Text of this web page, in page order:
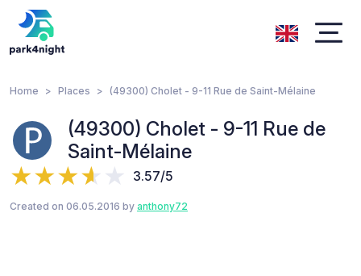
Home Places (49300) Cholet - 9-11 Rue de Saint-Mélaine
(49300) Cholet - 9-11 Rue de
Saint-Mélaine
3.57/5
Created on 06.05.2016 by anthony72